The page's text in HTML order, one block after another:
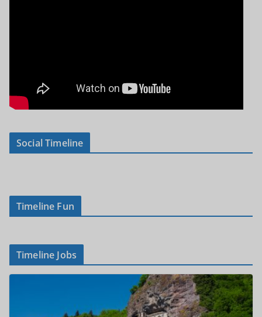
Social Timeline
Timeline Fun
Timeline Jobs